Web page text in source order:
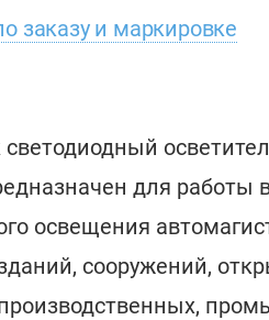
заказу и маркировке
для работы
освещения
сооружений,